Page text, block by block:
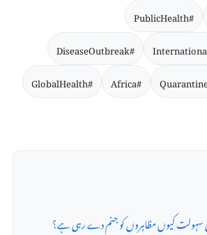
#PublicHealth
#DiseaseOutbreak
#Africa
#GlobalHealth
کی سہولت کیوں مظاہروں کو جنم دے رہی ہے؟